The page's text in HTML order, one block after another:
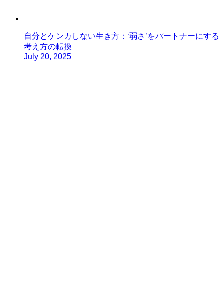
自分とケンカしない生き方：‘弱さ’をパートナーにする
考え方の転換
July 20, 2025